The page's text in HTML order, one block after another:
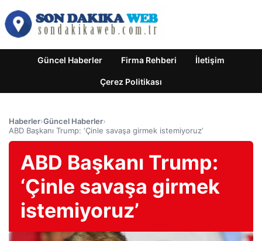
Güncel Haberler Firma Rehberi İletişim
Çerez Politikası
Haberler›Güncel Haberler›
ABD Başkanı Trump: ‘Çinle savaşa girmek istemiyoruz’
ABD Başkanı Trump:
‘Çinle savaşa girmek
istemiyoruz’